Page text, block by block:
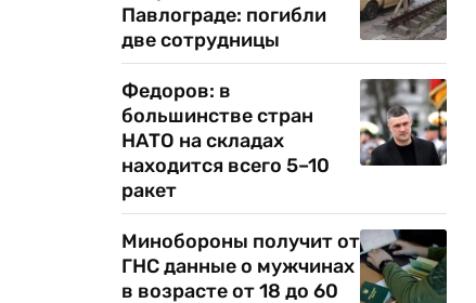
Павлограде: погибли
две сотрудницы
Федоров: в
большинстве стран
НАТО на складах
находится всего 5–10
ракет
Минобороны получит от
ГНС данные о мужчинах
в возрасте от 18 до 60